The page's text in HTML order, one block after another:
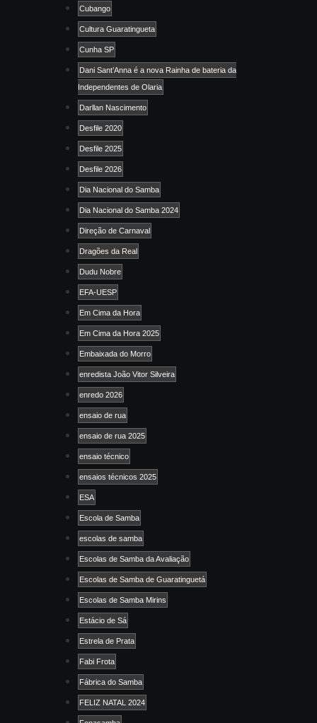
Cubango
Cultura Guaratingueta
Cunha SP
Dani Sant’Anna é a nova Rainha de bateria da
Independentes de Olaria
Darllan Nascimento
Desfile 2020
Desfile 2025
Desfile 2026
Dia Nacional do Samba
Dia Nacional do Samba 2024
Direção de Carnaval
Dragões da Real
Dudu Nobre
EFA-UESP
Em Cima da Hora
Em Cima da Hora 2025
Embaixada do Morro
enredista João Vitor Silveira
enredo 2026
ensaio de rua
ensaio de rua 2025
ensaio técnico
ensaios técnicos 2025
ESA
Escola de Samba
escolas de samba
Escolas de Samba da Avaliação
Escolas de Samba de Guaratinguetá
Escolas de Samba Mirins
Estácio de Sá
Estrela de Prata
Fabi Frota
Fábrica do Samba
FELIZ NATAL 2024